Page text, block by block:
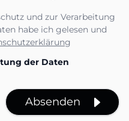
und zur Verarbeitung
habe ich gelesen und
der Daten
Absenden